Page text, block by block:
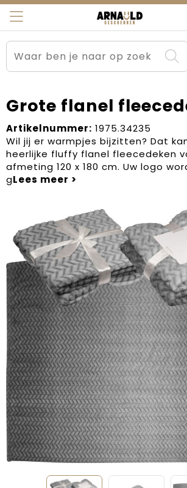
Relatiegeschenken
Sportkleding
Werkkleding
Kleding en textiel
Tassen
Beurs en Evenementen
Brievenbuspakketten
Carnaval
Dag van de Zorg
Kerstartikelen
Kerstpakketten
Kraamcadeaus
Pasen
Sinterklaas
Verjaardagen
Voetbal, EK en WK
Voor de bouw
Zomergeschenken
Zomerpakketten
Arnauld Kerstpakketten
MijnEigenKadootje
Ons team
Contact
Blogs
Grote flanel
Artikelnummer: 1975.34235
Wil jij er warmpjes bijzitten? Dat
heerlijke fluffy flanel fleecedeken
afmeting 120 x 180 cm. Uw logo
g